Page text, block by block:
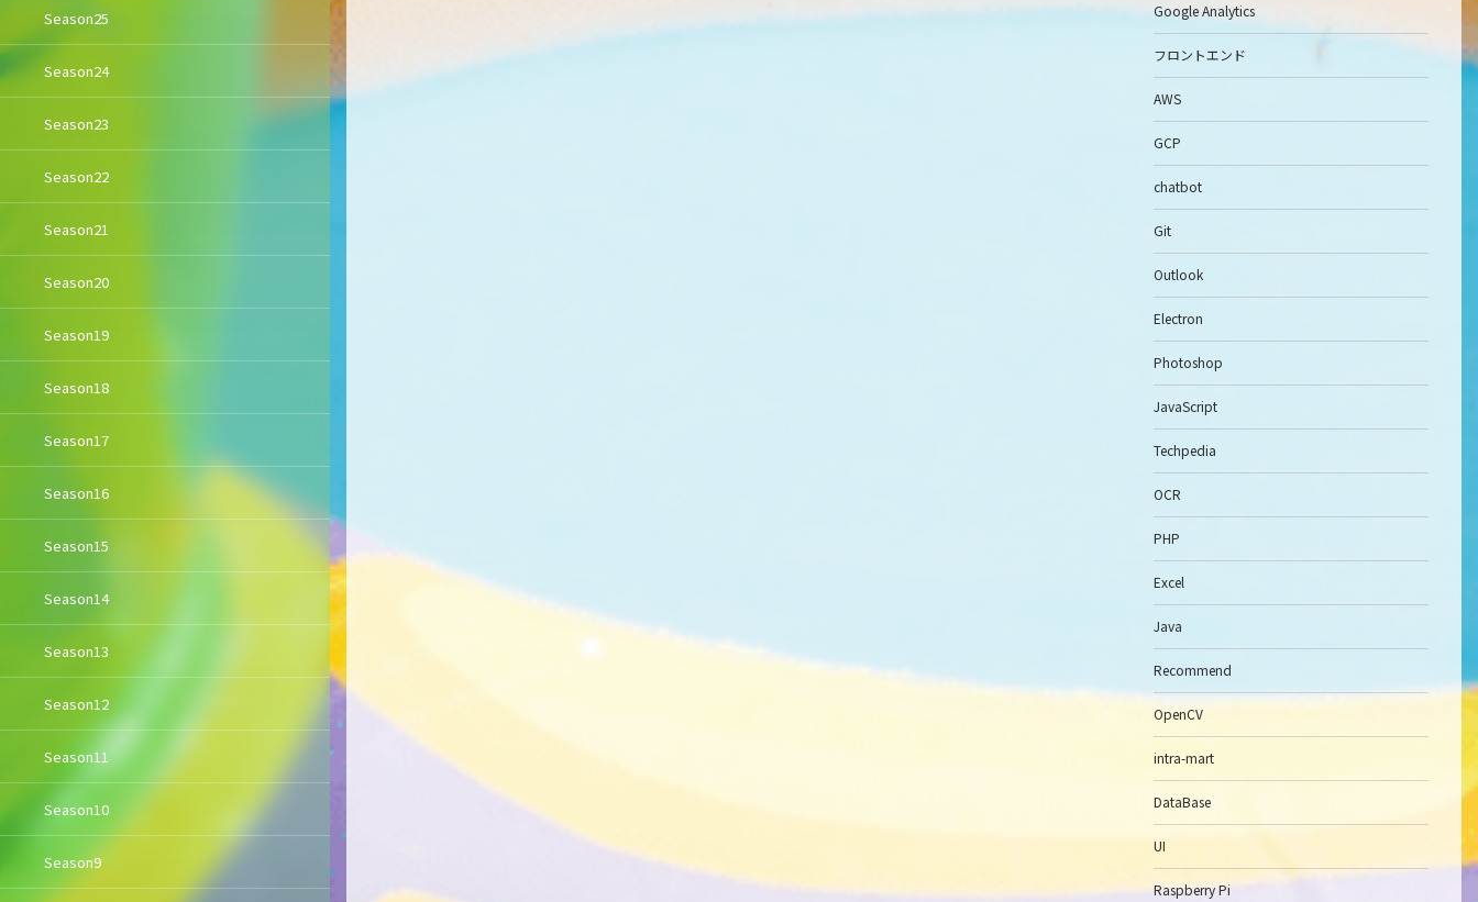
Season25
Season24
Season23
Season22
Season21
Season20
Season19
Season18
Season17
Season16
Season15
Season14
Season13
Season12
Season11
Season10
Season9
Google Analytics
フロントエンド
AWS
GCP
chatbot
Git
Outlook
Electron
Photoshop
JavaScript
Techpedia
OCR
PHP
Excel
Java
Recommend
OpenCV
intra-mart
DataBase
UI
Raspberry Pi